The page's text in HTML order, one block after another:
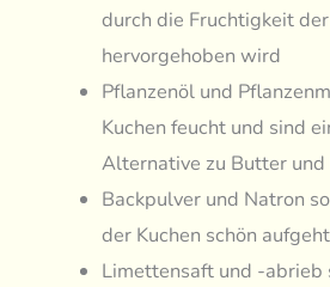
durch die Fruchtigkeit
hervorgehoben wird
Pflanzenöl und
Kuchen feucht und sind
Alternative zu Butter und
Backpulver und Natron
der Kuchen schön aufgeht
Limettensaft und -abrieb